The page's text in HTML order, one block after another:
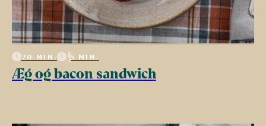
20 MIN. 5 MIN.
Æg og bacon sandwich